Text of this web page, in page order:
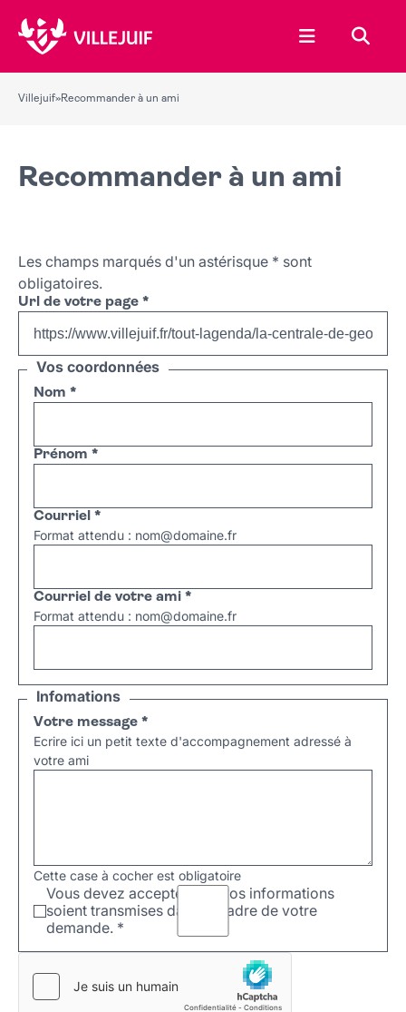
Ouvrir le
Villejuif»Recommander à un ami
Recommander à un ami
Les champs marqués d'un astérisque * sont
obligatoires.
Url de votre page *
Vos coordonnées
Nom *
Prénom *
Courriel *
Format attendu : nom@domaine.fr
Courriel de votre ami *
Format attendu : nom@domaine.fr
Infomations
Votre message *
Ecrire ici un petit texte d'accompagnement adressé à
votre ami
Cette case à cocher est obligatoire
Vous devez accepter que vos informations
soient transmises dans le cadre de votre
demande. *